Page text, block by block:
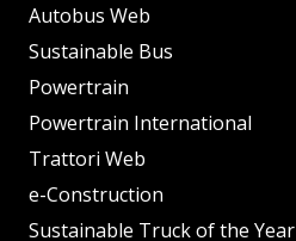
Autobus Web
Sustainable Bus
Powertrain
Powertrain International
Trattori Web
e-Construction
Sustainable Truck of the Year